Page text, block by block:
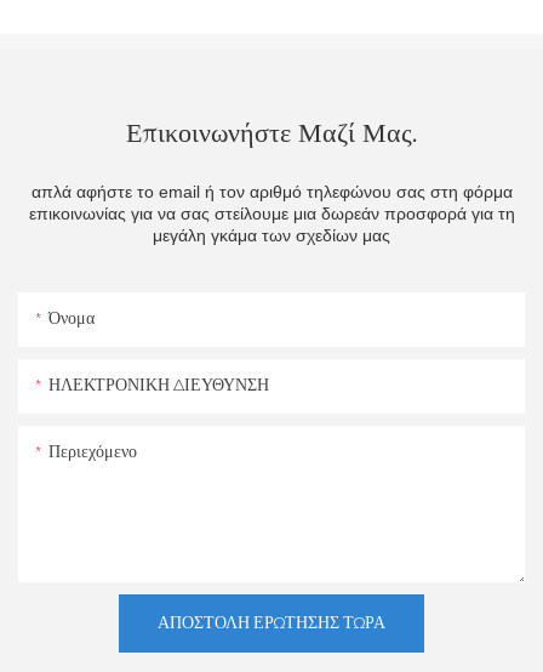
Επικοινωνήστε Μαζί Μας.
απλά αφήστε το email ή τον αριθμό τηλεφώνου σας στη φόρμα
επικοινωνίας για να σας στείλουμε μια δωρεάν προσφορά για τη
μεγάλη γκάμα των σχεδίων μας
Όνομα
ΗΛΕΚΤΡΟΝΙΚΗ ΔΙΕΥΘΥΝΣΗ
Περιεχόμενο
ΑΠΟΣΤΟΛΉ ΕΡΏΤΗΣΗΣ ΤΏΡΑ